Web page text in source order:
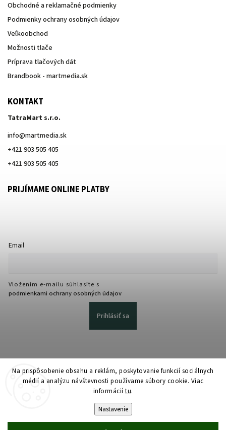
Na prispôsobenie obsahu a reklám, poskytovanie funkcií sociálnych
médií a analýzu návštevnosti používame súbory cookie. Viac
informáciítu.
Nastavenie
Obchodné a reklamačné podmienky
Podmienky ochrany osobných údajov
Veľkoobchod
Možnosti tlače
Príprava tlačových dát
Brandbook - martmedia.sk
KONTAKT
TatraMart s.r.o.
info@martmedia.sk
+421 903 505 405
+421 903 505 405
PRIJÍMAME ONLINE PLATBY
Email
Vložením e-mailu súhlasíte s
podmienkami ochrany osobných údajov
Prihlásiť sa
Upraviť nastavenie cookies